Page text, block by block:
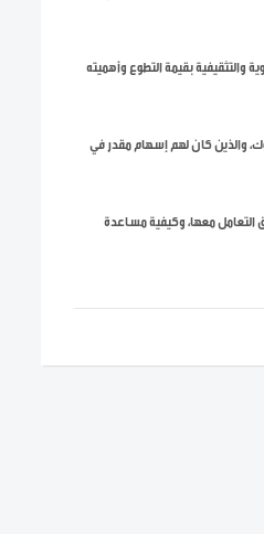
والتثقيفية بقيمة التطوع وأهميته
والذين كان لهم إسهام مقدر في
التعامل معها، وكيفية مساعدة